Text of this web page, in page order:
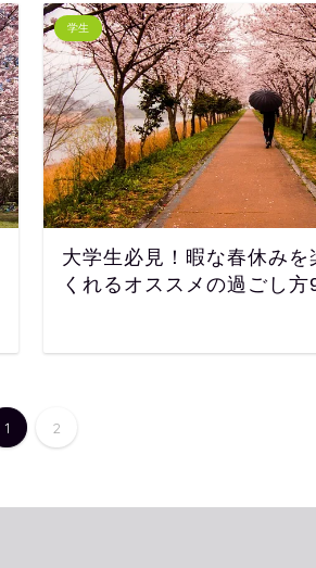
学生
大学生必見！暇な春休みを
くれるオススメの過ごし方
1 2